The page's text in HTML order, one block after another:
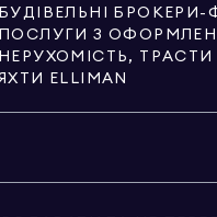
БУДІВЕЛЬНІ БРОКЕРИ-
НЕРУХОМІСТЬ,
ELLIMAN